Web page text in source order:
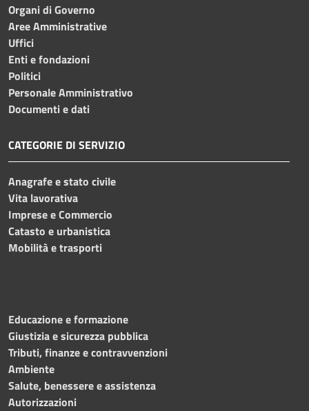
Organi di Governo
Aree Amministrative
Uffici
Enti e fondazioni
Politici
Personale Amministrativo
Documenti e dati
CATEGORIE DI SERVIZIO
Anagrafe e stato civile
Vita lavorativa
Imprese e Commercio
Catasto e urbanistica
Mobilità e trasporti
Educazione e formazione
Giustizia e sicurezza pubblica
Tributi, finanze e contravvenzioni
Ambiente
Salute, benessere e assistenza
Autorizzazioni